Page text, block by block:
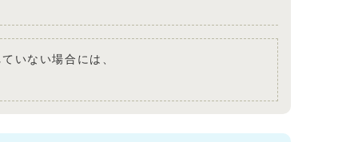
いない場合には、